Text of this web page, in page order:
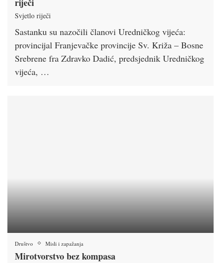
Svjetlo riječi
Sastanku su nazočili članovi Uredničkog vijeća:
provincijal Franjevačke provincije Sv. Križa – Bosne
Srebrene fra Zdravko Dadić, predsjednik Uredničkog
vijeća, …
Društvo Misli i zapažanja
Mirotvorstvo bez kompasa